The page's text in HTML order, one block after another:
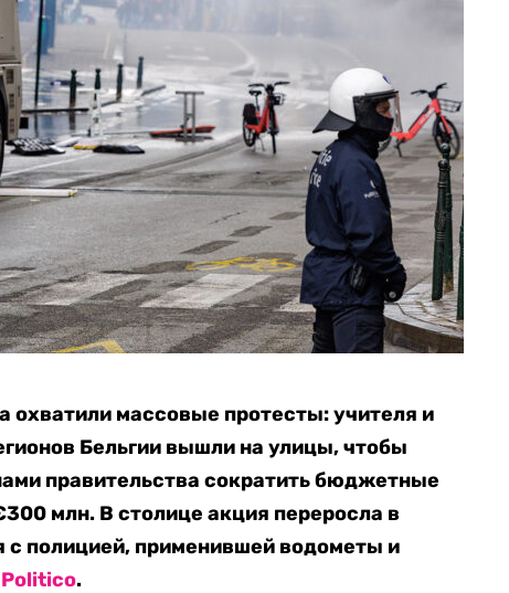
массовые протесты: учителя и
Бельгии вышли на улицы, чтобы
правительства сократить бюджетные
млн. В столице акция переросла в
полицией, применившей водометы и
Politico.